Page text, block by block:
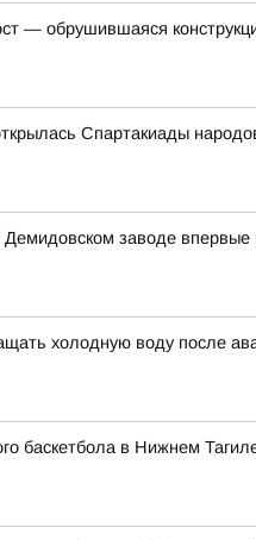
— обрушившаяся
Спартакиады
заводе
холодную воду после
баскетбола в Нижнем